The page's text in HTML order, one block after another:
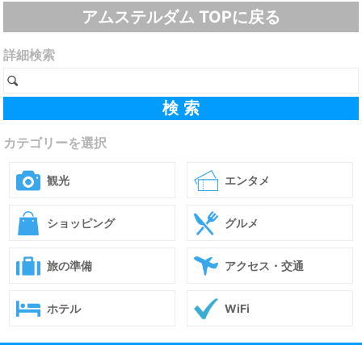
アムステルダム TOPに戻る
詳細検索
カテゴリーを選択
観光 エンタメ
ショッピング グルメ
旅の準備 アクセス・交通
ホテル WiFi